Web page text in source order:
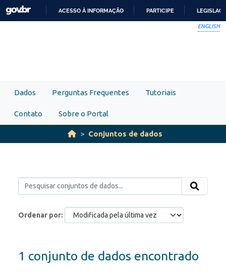
Skip to main content
ACESSO À INFORMAÇÃO PARTICIPE
ENGLISH
Dados Perguntas Frequentes Tutoriais
Contato Sobre o Portal
Conjuntos de dados
Ordenar por
1 conjunto de dados encontrado